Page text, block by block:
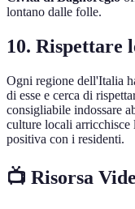
lontano dalle folle.
10. Rispettare
Ogni regione dell'Italia
di esse e cerca di
consigliabile indossare
culture locali arricchisce
positiva con i residenti.
📺 Risorsa